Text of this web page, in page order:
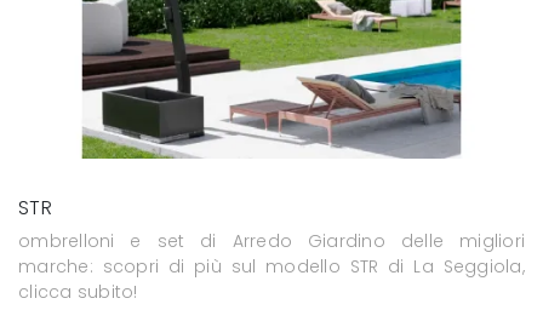
STR
ombrelloni e set di Arredo Giardino delle migliori
marche: scopri di più sul modello STR di La Seggiola,
clicca subito!